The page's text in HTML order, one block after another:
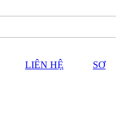
LIÊN HỆ
SƠ